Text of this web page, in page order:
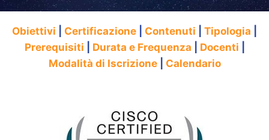
Obiettivi Certificazione Contenuti Tipologia
Prerequisiti
Durata e Frequenza Docenti
Modalità di Iscrizione
Calendario